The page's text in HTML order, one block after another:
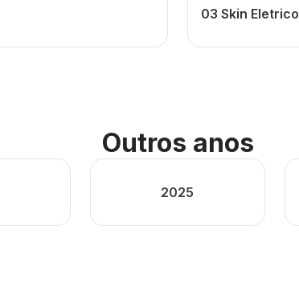
03 Skin Eletrico
Outros anos
2025